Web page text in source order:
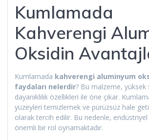
Kumlamada
Kahverengi
Oksidin
Kumlamada kahverengi aluminyum
faydaları nelerdir? Bu malzeme, yüksek
dayanıklılık özellikleri ile öne çıkar.
yüzeyleri temizlemek ve pürüzsüz hale
olarak tercih edilir. Bu nedenle,
önemli bir rol oynamaktadır.